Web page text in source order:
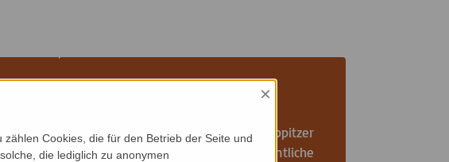
MIT DEM AUTO
Direkt hinter dem Haus am Poppitzer
Platz befinden sich öffentliche
×
Cookies, die für den Betrieb der Seite und
die lediglich zu anonymen